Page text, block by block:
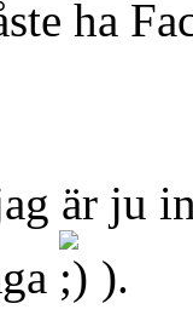
ha
är ju
).